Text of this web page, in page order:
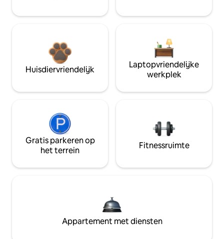
Huisdiervriendelijk
Laptopvriendelijke
werkplek
Gratis parkeren op
het terrein
Fitnessruimte
Appartement met diensten